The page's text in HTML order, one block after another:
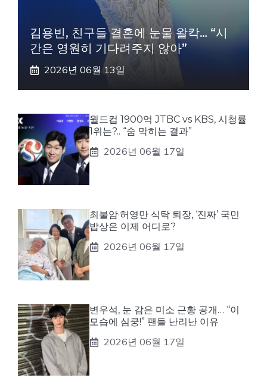
김용빈, 친구들 결혼에 눈물 왈칵… “시
간은 영원히 기다려주지 않아”
2026년 06월 13일
월드컵 1900억 JTBC vs KBS, 시청률
1위는?.. “숨 막히는 결과”
2026년 06월 17일
최불암·허영만 식탁 퇴장, ‘진짜’ 국민
밥상은 이제 어디로?
2026년 06월 17일
변우석, 눈 감은 미소 근황 공개… “이
모습에 심쿵!” 팬들 난리난 이유
2026년 06월 17일